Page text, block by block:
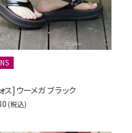
ス]ウーメガ ブラック
(税込)